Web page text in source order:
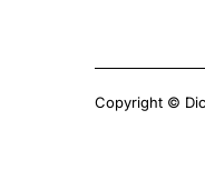
Copyright ©